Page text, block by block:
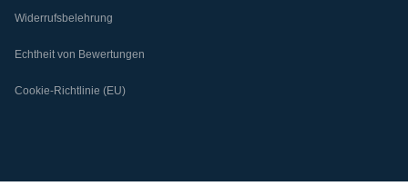
Widerrufsbelehrung
Echtheit von Bewertungen
Cookie-Richtlinie (EU)